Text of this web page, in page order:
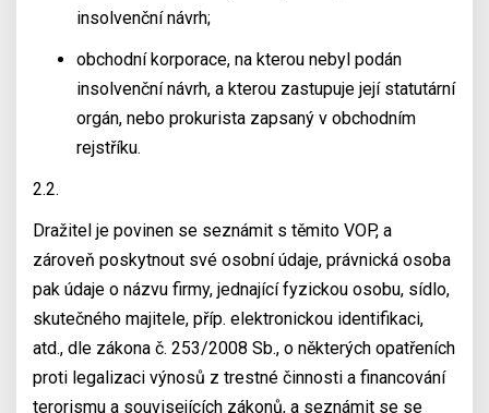
insolvenční návrh;
obchodní korporace, na kterou nebyl podán
insolvenční návrh, a kterou zastupuje její statutární
orgán, nebo prokurista zapsaný v obchodním
rejstříku.
2.2.
Dražitel je povinen se seznámit s těmito VOP, a
zároveň poskytnout své osobní údaje, právnická osoba
pak údaje o názvu firmy, jednající fyzickou osobu, sídlo,
skutečného majitele, příp. elektronickou identifikaci,
atd., dle zákona č. 253/2008 Sb., o některých opatřeních
proti legalizaci výnosů z trestné činnosti a financování
terorismu a souvisejících zákonů, a seznámit se se